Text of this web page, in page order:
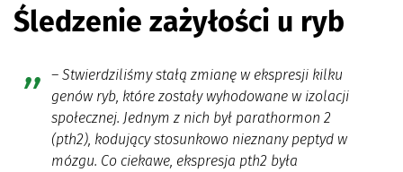
Śledzenie zażyłości u ryb
– Stwierdziliśmy stałą zmianę w ekspresji kilku
genów ryb, które zostały wyhodowane w izolacji
społecznej. Jednym z nich był parathormon 2
(pth2), kodujący stosunkowo nieznany peptyd w
mózgu. Co ciekawe, ekspresja pth2 była